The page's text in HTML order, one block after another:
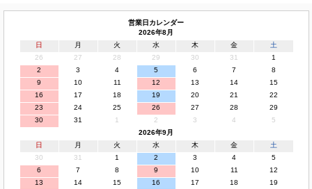
営業日カレンダー
2026年8月
日
月 火 水 木 金
土
26
27 28 29 30 31
1
2
3 4 5 6 7
8
9
10 11 12 13 14
15
16
17 18 19 20 21
22
23
24 25 26 27 28
29
30
31 1 2 3 4
5
2026年9月
日
月 火 水 木 金
土
30
31 1 2 3 4
5
6
7 8 9 10 11
12
13
14 15 16 17 18
19